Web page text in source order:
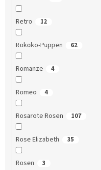
Retro 12
Rokoko-Puppen 62
Romanze 4
Romeo 4
Rosarote Rosen 107
Rose Elizabeth 35
Rosen 3